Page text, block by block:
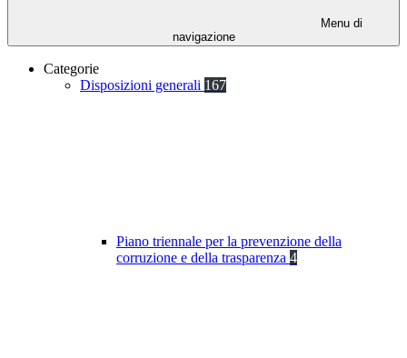
Menu di
navigazione
Categorie
Disposizioni generali 167
Piano triennale per la prevenzione della
corruzione e della trasparenza 4